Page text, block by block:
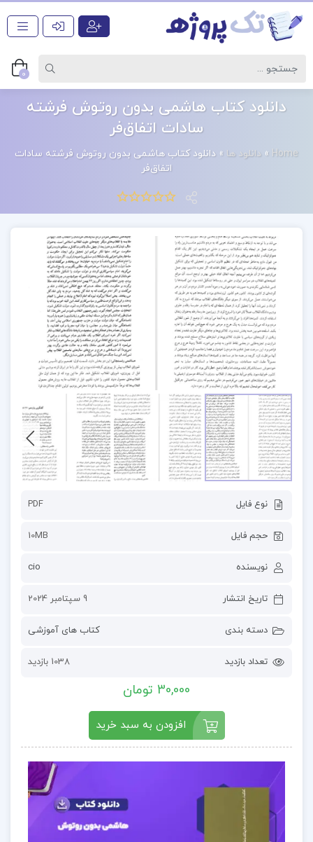
0
دانلود کتاب هاشمی بدون روتوش فرشته
سادات اتفاق‌‌فر
Home
» دانلود ها » دانلود کتاب هاشمی بدون روتوش فرشته سادات
اتفاق‌‌فر
نوع فایل PDF
حجم فایل 10MB
نویسنده cio
تاریخ انتشار 9 سپتامبر 2024
دسته بندی کتاب های آموزشی
تعداد بازدید 1038 بازدید
30,000 تومان
افزودن به سبد خرید